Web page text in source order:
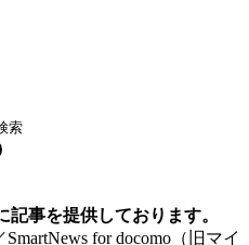
事を提供しております。
for docomo（旧マイ